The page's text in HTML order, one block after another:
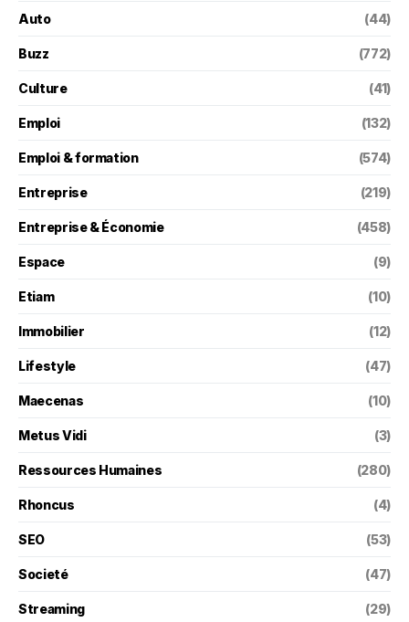
Auto (44)
Buzz (772)
Culture (41)
Emploi (132)
Emploi & formation (574)
Entreprise (219)
Entreprise & Économie (458)
Espace (9)
Etiam (10)
Immobilier (12)
Lifestyle (47)
Maecenas (10)
Metus Vidi (3)
Ressources Humaines (280)
Rhoncus (4)
SEO (53)
Societé (47)
Streaming (29)